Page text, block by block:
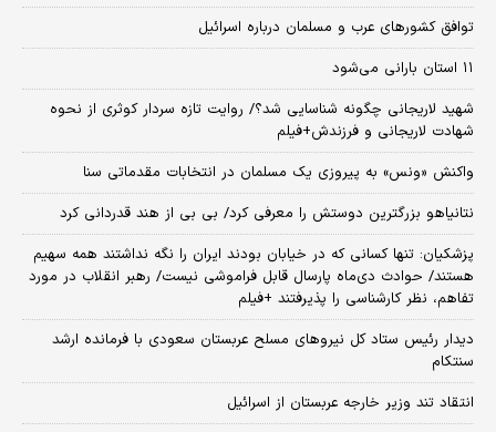
توافق کشورهای عرب و مسلمان درباره اسرائیل
۱۱ استان بارانی می‌شود
شهید لاریجانی چگونه شناسایی شد؟/ روایت تازه سردار کوثری از نحوه
شهادت لاریجانی و فرزندش+فیلم
واکنش «ونس» به پیروزی یک مسلمان در انتخابات مقدماتی سنا
نتانیاهو بزرگترین دوستش را معرفی کرد/ بی بی از هند قدردانی کرد
پزشکیان: تنها کسانی که در خیابان بودند ایران را نگه نداشتند همه سهیم
هستند/ حوادث دی‌ماه پارسال قابل فراموشی نیست/ رهبر انقلاب در مورد
تفاهم، نظر کارشناسی را پذیرفتند +فیلم
دیدار رئیس ستاد کل نیروهای مسلح عربستان سعودی با فرمانده ارشد
سنتکام
انتقاد تند وزیر خارجه عربستان از اسرائیل